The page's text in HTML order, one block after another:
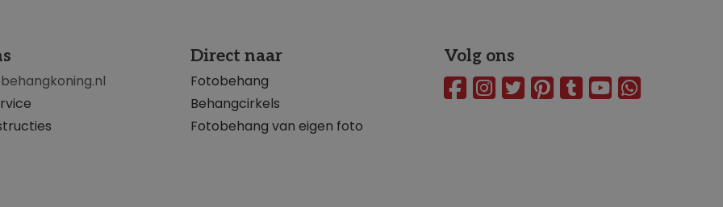
Direct naar
Fotobehang
Behangcirkels
Fotobehang van eigen foto
Volg ons